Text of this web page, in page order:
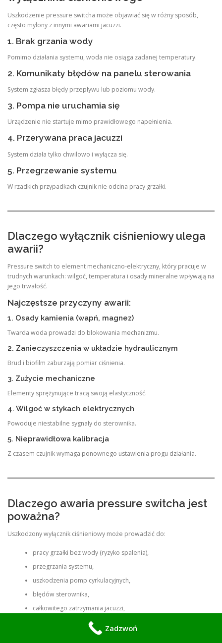
Uszkodzenie pressure switcha może objawiać się w różny sposób,
często mylony z innymi awariami jacuzzi.
1. Brak grzania wody
Pomimo działania systemu, woda nie osiąga zadanej temperatury.
2. Komunikaty błędów na panelu sterowania
System zgłasza błędy przepływu lub poziomu wody.
3. Pompa nie uruchamia się
Urządzenie nie startuje mimo prawidłowego napełnienia.
4. Przerywana praca jacuzzi
System działa tylko chwilowo i wyłącza się.
5. Przegrzewanie systemu
W rzadkich przypadkach czujnik nie odcina pracy grzałki.
Dlaczego wyłącznik ciśnieniowy ulega
awarii?
Pressure switch to element mechaniczno-elektryczny, który pracuje w
trudnych warunkach: wilgoć, temperatura i osady mineralne wpływają na
jego trwałość.
Najczęstsze przyczyny awarii:
1. Osady kamienia (wapń, magnez)
Twarda woda prowadzi do blokowania mechanizmu.
2. Zanieczyszczenia w układzie hydraulicznym
Brud i biofilm zaburzają pomiar ciśnienia.
3. Zużycie mechaniczne
Elementy sprężynujące tracą swoją elastyczność.
4. Wilgoć w stykach elektrycznych
Powoduje niestabilne sygnały do sterownika.
5. Nieprawidłowa kalibracja
Z czasem czujnik wymaga ponownego ustawienia progu działania.
Dlaczego awaria pressure switcha jest
poważna?
Uszkodzony wyłącznik ciśnieniowy może prowadzić do:
pracy grzałki bez wody (ryzyko spalenia),
przegrzania systemu,
uszkodzenia pomp cyrkulacyjnych,
błędów sterownika,
całkowitego zatrzymania jacuzzi,
zwiększonego zużycia energii.
Zadzwoń